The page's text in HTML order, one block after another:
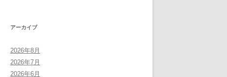
アーカイブ
2026年8月
2026年7月
2026年6月